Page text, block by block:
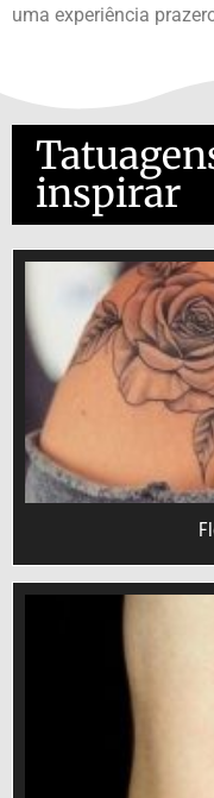
uma experiência
inspirar